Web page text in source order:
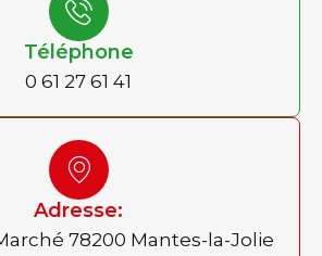
Téléphone
0 61 27 61 41
Adresse:
78200 Mantes-la-Jolie